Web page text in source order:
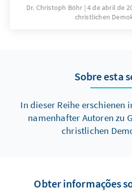
Gewissen gesetzten
Dr. Christoph Böhr 4 de abril de
christlichen
Sobre esta
In dieser Reihe erschienen
namenhafter Autoren zu
christlichen
Obter informações